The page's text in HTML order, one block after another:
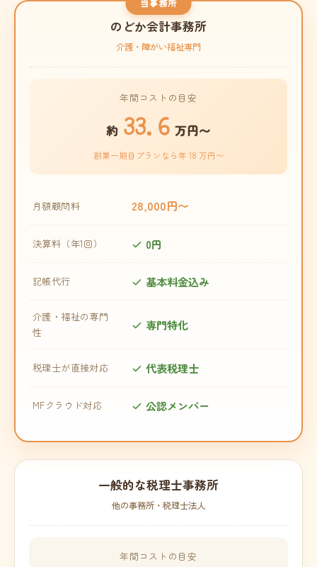
当事務所
のどか会計事務所
介護・障がい福祉専門
年間コストの目安
約 33.6 万円〜
創業一期目プランなら年 18 万円〜
月額顧問料 28,000円〜
決算料（年1回） 0円
記帳代行 基本料金込み
介護・福祉の専門
性
専門特化
税理士が直接対応 代表税理士
MFクラウド対応 公認メンバー
一般的な税理士事務所
他の事務所・税理士法人
年間コストの目安